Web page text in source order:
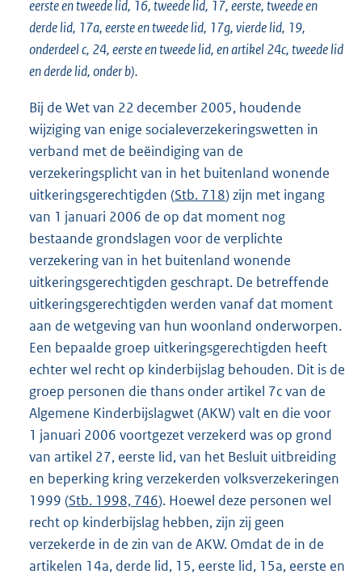
eerste en tweede lid, 16, tweede lid, 17, eerste, tweede en
derde lid, 17a, eerste en tweede lid, 17g, vierde lid, 19,
onderdeel c, 24, eerste en tweede lid, en artikel 24c, tweede lid
en derde lid, onder b).
Bij de Wet van 22 december 2005, houdende
wijziging van enige socialeverzekeringswetten in
verband met de beëindiging van de
verzekeringsplicht van in het buitenland wonende
uitkeringsgerechtigden (Stb. 718) zijn met ingang
van 1 januari 2006 de op dat moment nog
bestaande grondslagen voor de verplichte
verzekering van in het buitenland wonende
uitkeringsgerechtigden geschrapt. De betreffende
uitkeringsgerechtigden werden vanaf dat moment
aan de wetgeving van hun woonland onderworpen.
Een bepaalde groep uitkeringsgerechtigden heeft
echter wel recht op kinderbijslag behouden. Dit is de
groep personen die thans onder artikel 7c van de
Algemene Kinderbijslagwet (AKW) valt en die voor
1 januari 2006 voortgezet verzekerd was op grond
van artikel 27, eerste lid, van het Besluit uitbreiding
en beperking kring verzekerden volksverzekeringen
1999 (Stb. 1998, 746). Hoewel deze personen wel
recht op kinderbijslag hebben, zijn zij geen
verzekerde in de zin van de AKW. Omdat de in de
artikelen 14a, derde lid, 15, eerste lid, 15a, eerste en